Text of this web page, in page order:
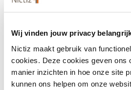
Wij vinden jouw privacy
Nictiz maakt gebruik van
cookies. Deze cookies geven ons
manier inzichten in hoe onze site
kunnen ons helpen om onze
NCPeH National Contact
NCPeH-NL
National Contact
Nederland
Stichting
Normalisatie